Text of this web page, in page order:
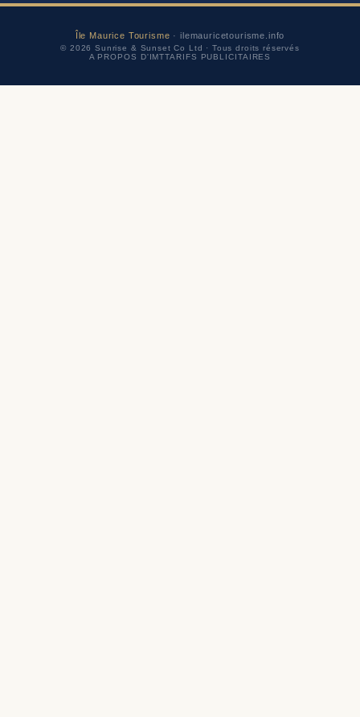
Île Maurice Tourisme · ilemauricetourisme.info
© 2026 Sunrise & Sunset Co Ltd · Tous droits réservés
A PROPOS D'IMTTARIFS PUBLICITAIRES